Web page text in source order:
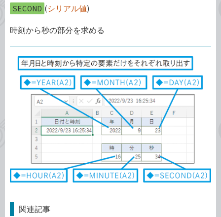
SECOND (シリアル値)
時刻から秒の部分を求める
関連記事